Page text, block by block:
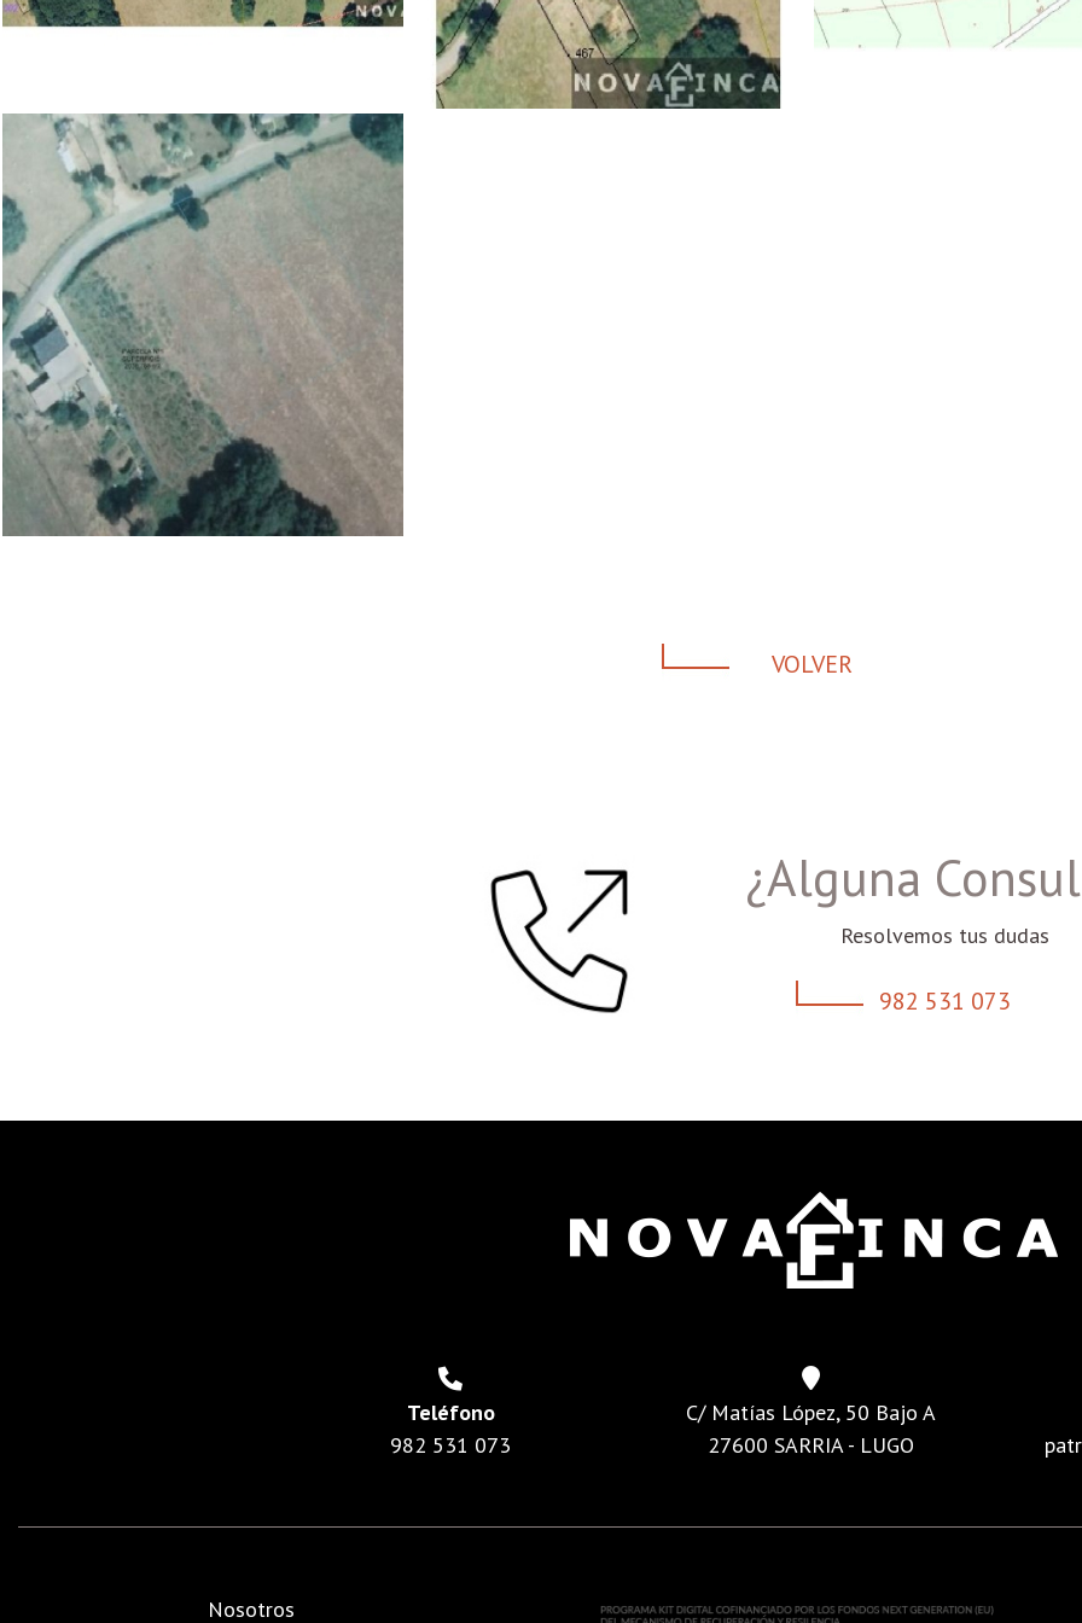
VOLVER
¿Alguna
Resolvemos tus dudas
982 531 073
Teléfono
982 531 073
C/ Matías López, 50 Bajo A
27600 SARRIA - LUGO
Nosotros